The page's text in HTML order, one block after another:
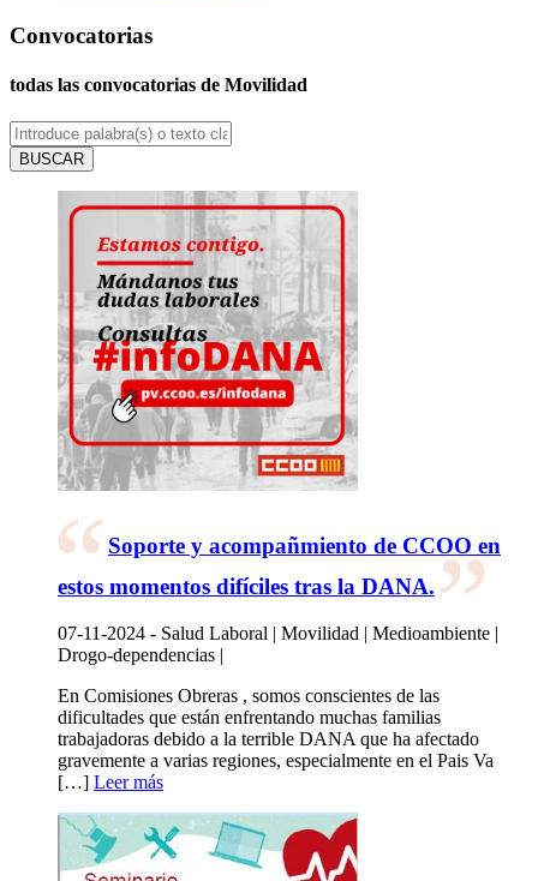
Convocatorias
todas las convocatorias de Movilidad
BUSCAR
Soporte y acompañmiento de CCOO en
estos momentos difíciles tras la DANA.
07-11-2024 - Salud Laboral | Movilidad | Medioambiente |
Drogo-dependencias |
En Comisiones Obreras , somos conscientes de las
dificultades que están enfrentando muchas familias
trabajadoras debido a la terrible DANA que ha afectado
gravemente a varias regiones, especialmente en el Pais Va
[…] Leer más